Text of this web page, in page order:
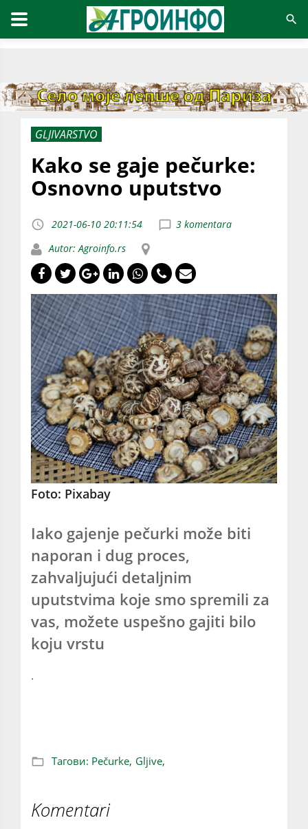
GLJIVARSTVO
Kako se gaje pečurke:
Osnovno uputstvo
2021-06-10 20:11:54
3 komentara
Autor: Agroinfo.rs
Foto: Pixabay
Iako gajenje pečurki može biti
naporan i dug proces,
zahvaljujući detaljnim
uputstvima koje smo spremili za
vas, možete uspešno gajiti bilo
koju vrstu
.
Тагови: Pečurke, Gljive,
Komentari